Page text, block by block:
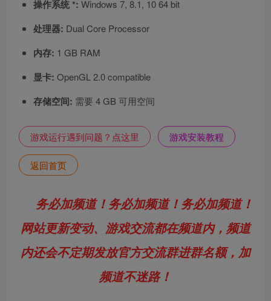
操作系统 *: Windows 7, 8.1, 10 64 bit
处理器: Dual Core Processor
内存: 1 GB RAM
显卡: OpenGL 2.0 compatible
存储空间: 需要 4 GB 可用空间
游戏运行遇到问题？点这里 游戏安装教程
返回首页
务必加频道！务必加频道！务必加频道！
网站更新变动、游戏交流都在频道内，频道
内还会不定期发放官方交流群进群名额，加
频道不迷路！